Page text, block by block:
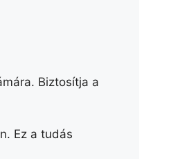
Biztosítja a
Ez a tudás